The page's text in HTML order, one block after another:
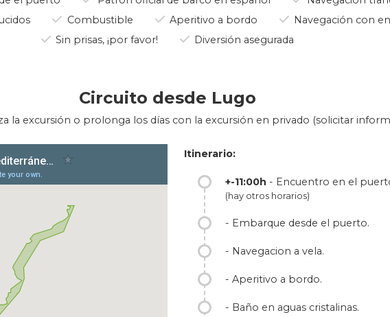
apreciar el mejor miles de aves marías, que tienen su refugio en la
alimento del mar.
costas y está emparentada con los delfines, los cachalotes, son de los
planeta, buscan sepias próximas a la costa.
deben de disfrutarla, para entender a sus gentes.
Combustible Aperitivo a bordo Navegación con
Sin prisas, ¡por favor!
Diversión asegurada
Circuito desde Lugo
la excursión o prolonga los días con la excursión en privado (solicitar
Itinerario:
+-11:00h - Encuentro en el
(hay otros horarios)
- Embarque desde el puerto.
- Navegacion a vela.
- Aperitivo a bordo.
- Baño en aguas cristalinas.